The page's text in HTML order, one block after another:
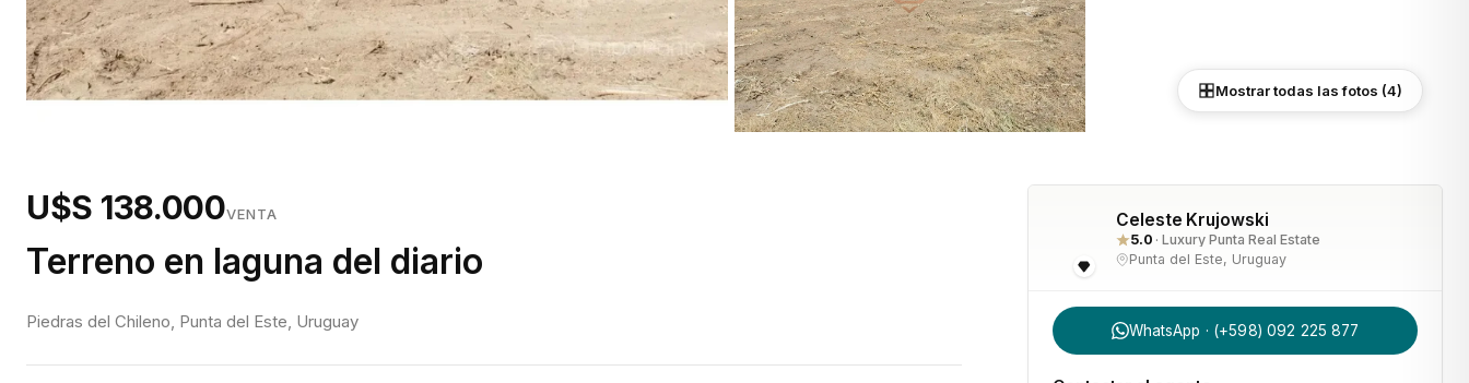
Mostrar todas las fotos (4)
U$S 138.000VENTA
Terreno en laguna del diario
Piedras del Chileno, Punta del Este, Uruguay
Celeste Krujowski
5.0 · Luxury Punta Real Estate
Punta del Este, Uruguay
WhatsApp · (+598) 092 225 877